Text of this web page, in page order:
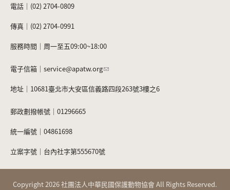
電話｜(02) 2704-0809
傳真｜(02) 2704-0991
服務時間｜周一至五09:00~18:00
電子信箱｜ service@apatw.org
地址｜10681臺北市大安區信義路四段263號3樓之6
郵政劃撥帳號｜01296665
統一編號｜04861698
立案字號｜台內社字第555670號
Copyright 2026 社團法人中華民國保護動物協會 All Rights Reserved.